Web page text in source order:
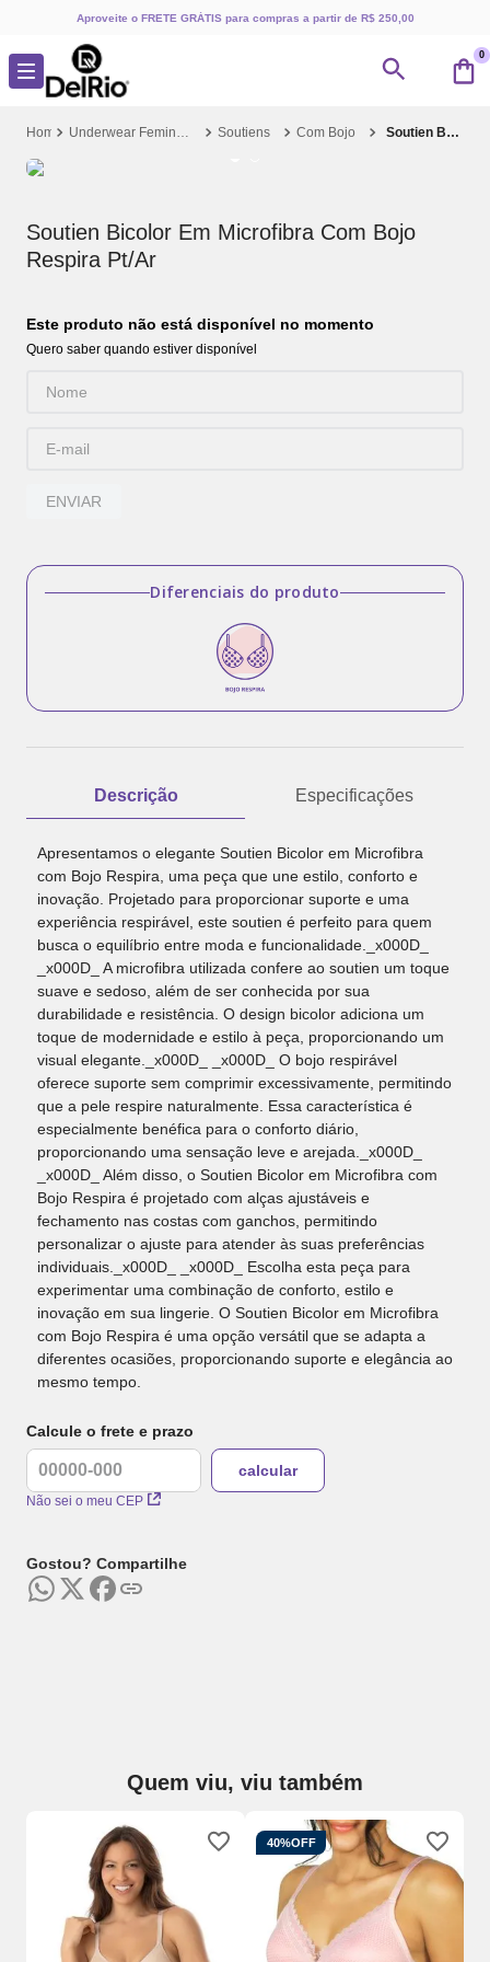
Aproveite o FRETE GRÁTIS para compras a partir de R$ 250,00
0
Underwear Feminino Soutiens Com Bojo Soutien Bicolor Em Microfibra Com Bojo Respira Pt/Ar
Soutien Bicolor Em Microfibra Com Bojo
Respira Pt/Ar
Este produto não está disponível no momento
Quero saber quando estiver disponível
ENVIAR
Diferenciais do produto
Descrição Especificações
Apresentamos o elegante Soutien Bicolor em Microfibra
com Bojo Respira, uma peça que une estilo, conforto e
inovação. Projetado para proporcionar suporte e uma
experiência respirável, este soutien é perfeito para quem
busca o equilíbrio entre moda e funcionalidade._x000D_
_x000D_ A microfibra utilizada confere ao soutien um toque
suave e sedoso, além de ser conhecida por sua
durabilidade e resistência. O design bicolor adiciona um
toque de modernidade e estilo à peça, proporcionando um
visual elegante._x000D_ _x000D_ O bojo respirável
oferece suporte sem comprimir excessivamente, permitindo
que a pele respire naturalmente. Essa característica é
especialmente benéfica para o conforto diário,
proporcionando uma sensação leve e arejada._x000D_
_x000D_ Além disso, o Soutien Bicolor em Microfibra com
Bojo Respira é projetado com alças ajustáveis e
fechamento nas costas com ganchos, permitindo
personalizar o ajuste para atender às suas preferências
individuais._x000D_ _x000D_ Escolha esta peça para
experimentar uma combinação de conforto, estilo e
inovação em sua lingerie. O Soutien Bicolor em Microfibra
com Bojo Respira é uma opção versátil que se adapta a
diferentes ocasiões, proporcionando suporte e elegância ao
mesmo tempo.
Calcule o frete e prazo
Não sei o meu CEP
Gostou? Compartilhe
Quem viu, viu também
40%OFF